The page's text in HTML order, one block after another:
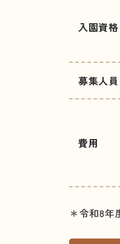
入園資格
募集人員
費用
＊令和8年